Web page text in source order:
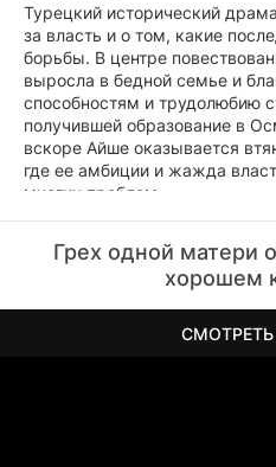
Турецкий исторический
за власть и о том, какие
борьбы. В центре
выросла в бедной семье и
способностям и трудолюбию
получившей образование в
вскоре Айше оказывается
где ее амбиции и жажда
многих проблем.
останавливается на этом. Ее
власть и уберечь свою семью
рассказывает о том, как
ответственным перед
Грех одной матери
хорошем